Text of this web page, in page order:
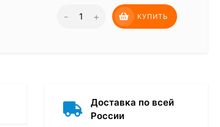
- + КУПИТЬ
Доставка по всей
России